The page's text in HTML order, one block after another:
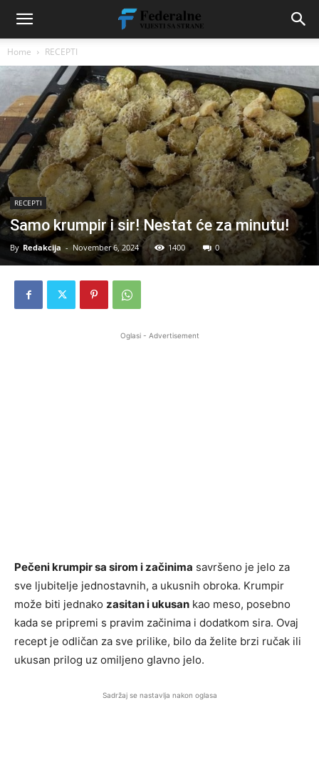
Home RECEPTI
RECEPTI
Samo krumpir i sir! Nestat će za minutu!
By Redakcija - November 6, 2024 1400 0
Oglasi - Advertisement
Pečeni krumpir sa sirom i začinima savršeno je jelo za
sve ljubitelje jednostavnih, a ukusnih obroka. Krumpir
može biti jednako zasitan i ukusan kao meso, posebno
kada se pripremi s pravim začinima i dodatkom sira. Ovaj
recept je odličan za sve prilike, bilo da želite brzi ručak ili
ukusan prilog uz omiljeno glavno jelo.
Sadržaj se nastavlja nakon oglasa